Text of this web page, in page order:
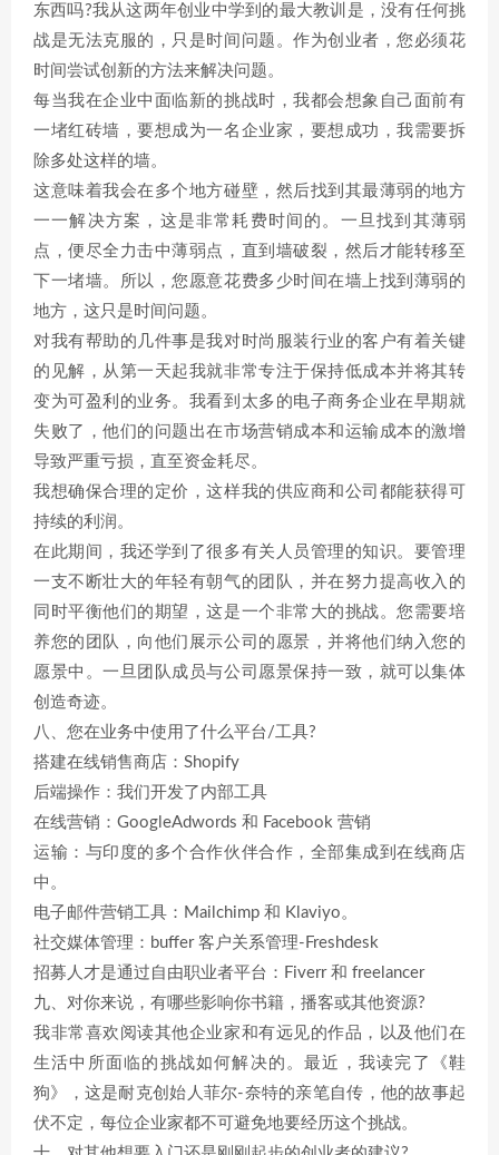
东西吗?我从这两年创业中学到的最大教训是，没有任何挑
战是无法克服的，只是时间问题。作为创业者，您必须花
时间尝试创新的方法来解决问题。
每当我在企业中面临新的挑战时，我都会想象自己面前有
一堵红砖墙，要想成为一名企业家，要想成功，我需要拆
除多处这样的墙。
这意味着我会在多个地方碰壁，然后找到其最薄弱的地方
一一解决方案，这是非常耗费时间的。一旦找到其薄弱
点，便尽全力击中薄弱点，直到墙破裂，然后才能转移至
下一堵墙。所以，您愿意花费多少时间在墙上找到薄弱的
地方，这只是时间问题。
对我有帮助的几件事是我对时尚服装行业的客户有着关键
的见解，从第一天起我就非常专注于保持低成本并将其转
变为可盈利的业务。我看到太多的电子商务企业在早期就
失败了，他们的问题出在市场营销成本和运输成本的激增
导致严重亏损，直至资金耗尽。
我想确保合理的定价，这样我的供应商和公司都能获得可
持续的利润。
在此期间，我还学到了很多有关人员管理的知识。要管理
一支不断壮大的年轻有朝气的团队，并在努力提高收入的
同时平衡他们的期望，这是一个非常大的挑战。您需要培
养您的团队，向他们展示公司的愿景，并将他们纳入您的
愿景中。一旦团队成员与公司愿景保持一致，就可以集体
创造奇迹。
八、您在业务中使用了什么平台/工具?
搭建在线销售商店：Shopify
后端操作：我们开发了内部工具
在线营销：GoogleAdwords 和 Facebook 营销
运输：与印度的多个合作伙伴合作，全部集成到在线商店
中。
电子邮件营销工具：Mailchimp 和 Klaviyo。
社交媒体管理：buffer 客户关系管理-Freshdesk
招募人才是通过自由职业者平台：Fiverr 和 freelancer
九、对你来说，有哪些影响你书籍，播客或其他资源?
我非常喜欢阅读其他企业家和有远见的作品，以及他们在
生活中所面临的挑战如何解决的。最近，我读完了《鞋
狗》，这是耐克创始人菲尔-奈特的亲笔自传，他的故事起
伏不定，每位企业家都不可避免地要经历这个挑战。